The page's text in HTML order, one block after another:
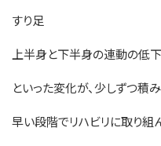
すり足
上半身と下半身の連動の低下
といった変化が、少しずつ積
早い段階でリハビリに取り組